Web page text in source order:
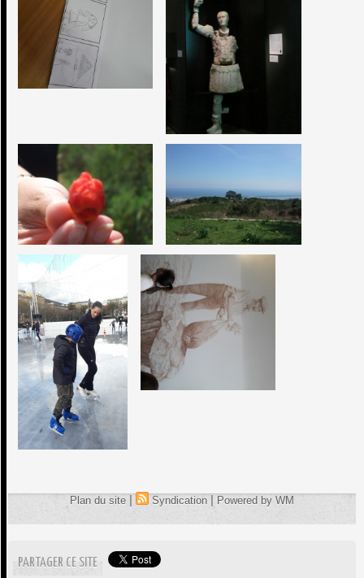
Plan du site Syndication Powered by WM
PARTAGER CE SITE